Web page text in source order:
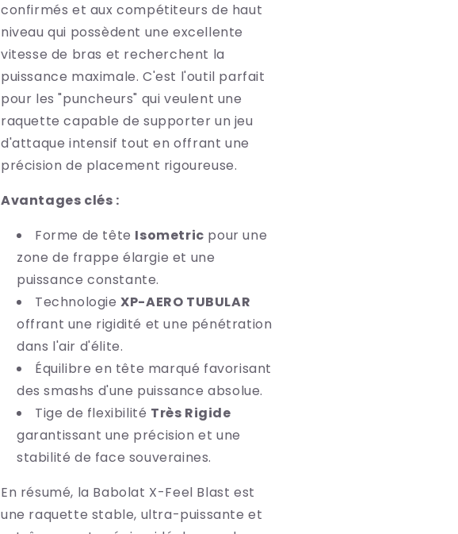
confirmés et aux compétiteurs de haut
niveau qui possèdent une excellente
vitesse de bras et recherchent la
puissance maximale. C'est l'outil parfait
pour les "puncheurs" qui veulent une
raquette capable de supporter un jeu
d'attaque intensif tout en offrant une
précision de placement rigoureuse.
Avantages clés :
Forme de tête Isometric pour une
zone de frappe élargie et une
puissance constante.
TechnologieXP-AERO TUBULAR
offrant une rigidité et une pénétration
dans l'air d'élite.
Équilibre en tête marqué favorisant
des smashs d'une puissance absolue.
Tige de flexibilité Très Rigide
garantissant une précision et une
stabilité de face souveraines.
En résumé, la Babolat X-Feel Blast est
une raquette stable, ultra-puissante et